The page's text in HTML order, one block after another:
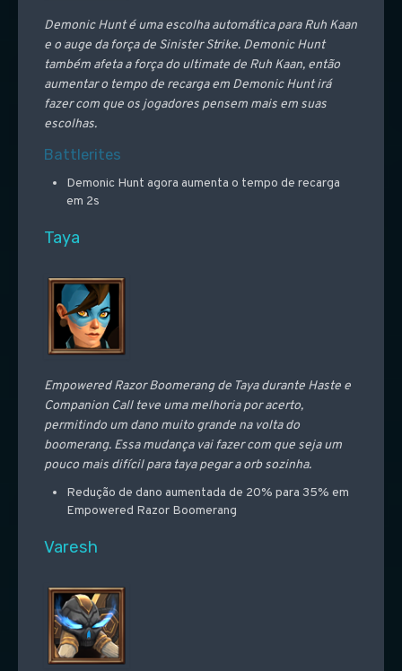
Demonic Hunt é uma escolha automática para Ruh Kaan
e o auge da força de Sinister Strike. Demonic Hunt
também afeta a força do ultimate de Ruh Kaan, então
aumentar o tempo de recarga em Demonic Hunt irá
fazer com que os jogadores pensem mais em suas
escolhas.
Battlerites
Demonic Hunt agora aumenta o tempo de recarga
em 2s
Taya
Empowered Razor Boomerang de Taya durante Haste e
Companion Call teve uma melhoria por acerto,
permitindo um dano muito grande na volta do
boomerang. Essa mudança vai fazer com que seja um
pouco mais difícil para taya pegar a orb sozinha.
Redução de dano aumentada de 20% para 35% em
Empowered Razor Boomerang
Varesh